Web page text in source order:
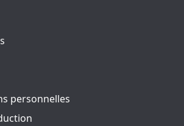
personnelles